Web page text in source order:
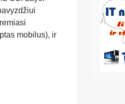
mobilus), ir